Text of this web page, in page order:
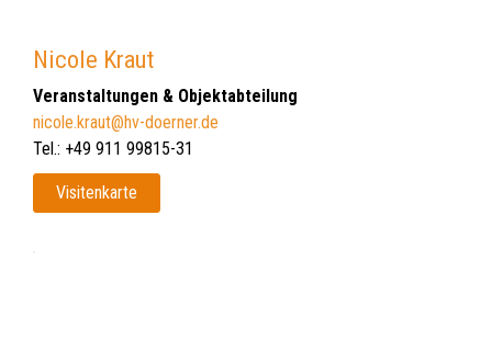
Nicole Kraut
Veranstaltungen & Objektabteilung
nicole.kraut@hv-doerner.de
Tel.: +49 911 99815-31
Visitenkarte